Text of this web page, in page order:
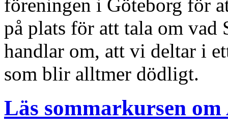
föreningen i Göteborg för
på plats för att tala om
handlar om, att vi deltar i
som blir alltmer dödligt.
Läs sommarkursen